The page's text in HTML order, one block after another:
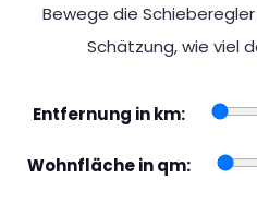
Bewege die
Schätzung, wie viel
Entfernung in km:
Wohnfläche in qm: